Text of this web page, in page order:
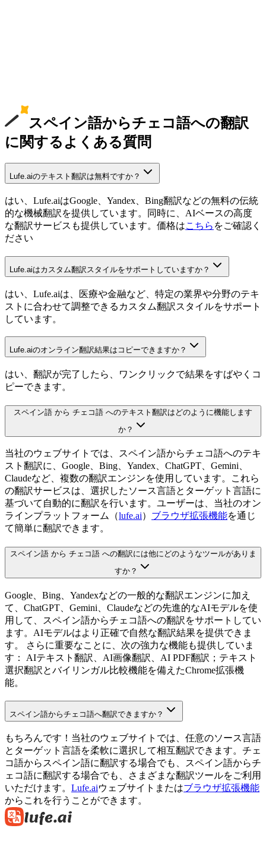
スペイン語からチェコ語への翻訳
に関するよくある質問
Lufe.aiのテキスト翻訳は無料ですか？
はい、Lufe.aiはGoogle、Yandex、Bing翻訳などの無料の伝統
的な機械翻訳を提供しています。同時に、AIベースの高度
な翻訳サービスも提供しています。価格はこちら をご確認く
ださい
Lufe.aiはカスタム翻訳スタイルをサポートしていますか？
はい、Lufe.aiは、医療や金融など、特定の業界や分野のテキ
ストに合わせて調整できるカスタム翻訳スタイルをサポート
しています。
Lufe.aiのオンライン翻訳結果はコピーできますか？
はい、翻訳が完了したら、ワンクリックで結果をすばやくコ
ピーできます。
スペイン語 から チェコ語 へのテキスト翻訳はどのように機能します
か？
当社のウェブサイトでは、スペイン語からチェコ語へのテキ
スト翻訳に、Google、Bing、Yandex、ChatGPT、Gemini、
Claudeなど、複数の翻訳エンジンを使用しています。これら
の翻訳サービスは、選択したソース言語とターゲット言語に
基づいて自動的に翻訳を行います。ユーザーは、当社のオン
ラインプラットフォーム（lufe.ai） ブラウザ拡張機能を通じ
て簡単に翻訳できます。
スペイン語 から チェコ語 への翻訳には他にどのようなツールがありま
すか？
Google、Bing、Yandexなどの一般的な翻訳エンジンに加え
て、ChatGPT、Gemini、Claudeなどの先進的なAIモデルを使
用して、スペイン語からチェコ語への翻訳をサポートしてい
ます。AIモデルはより正確で自然な翻訳結果を提供できま
す。 さらに重要なことに、次の強力な機能も提供していま
す： AIテキスト翻訳、AI画像翻訳、AI PDF翻訳；テキスト
選択翻訳とバイリンガル比較機能を備えたChrome拡張機
能。
スペイン語からチェコ語へ翻訳できますか？
もちろんです！当社のウェブサイトでは、任意のソース言語
とターゲット言語を柔軟に選択して相互翻訳できます。チェ
コ語からスペイン語に翻訳する場合でも、スペイン語からチ
ェコ語に翻訳する場合でも、さまざまな翻訳ツールをご利用
いただけます。 Lufe.aiウェブサイトまたはブラウザ拡張機能
からこれを行うことができます。